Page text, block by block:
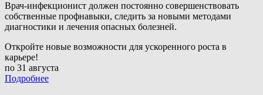
Врач-инфекционист должен постоянно совершенствовать
собственные профнавыки, следить за новыми методами
диагностики и лечения опасных болезней.
Откройте новые возможности для ускоренного роста в
карьере!
по 31 августа
Подробнее